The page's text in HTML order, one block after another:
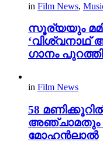
in Film News,
സൂര്യയും
‘വിശ്വനാഥ്
ഗാനം
in Film News
58
അഞ്ചാമതും
മോഹൻലാൽ